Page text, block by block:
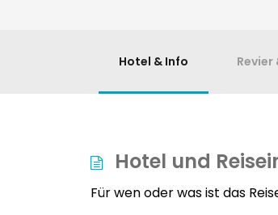
Hotel & Info Revier
Hotel und
Für wen oder was ist das